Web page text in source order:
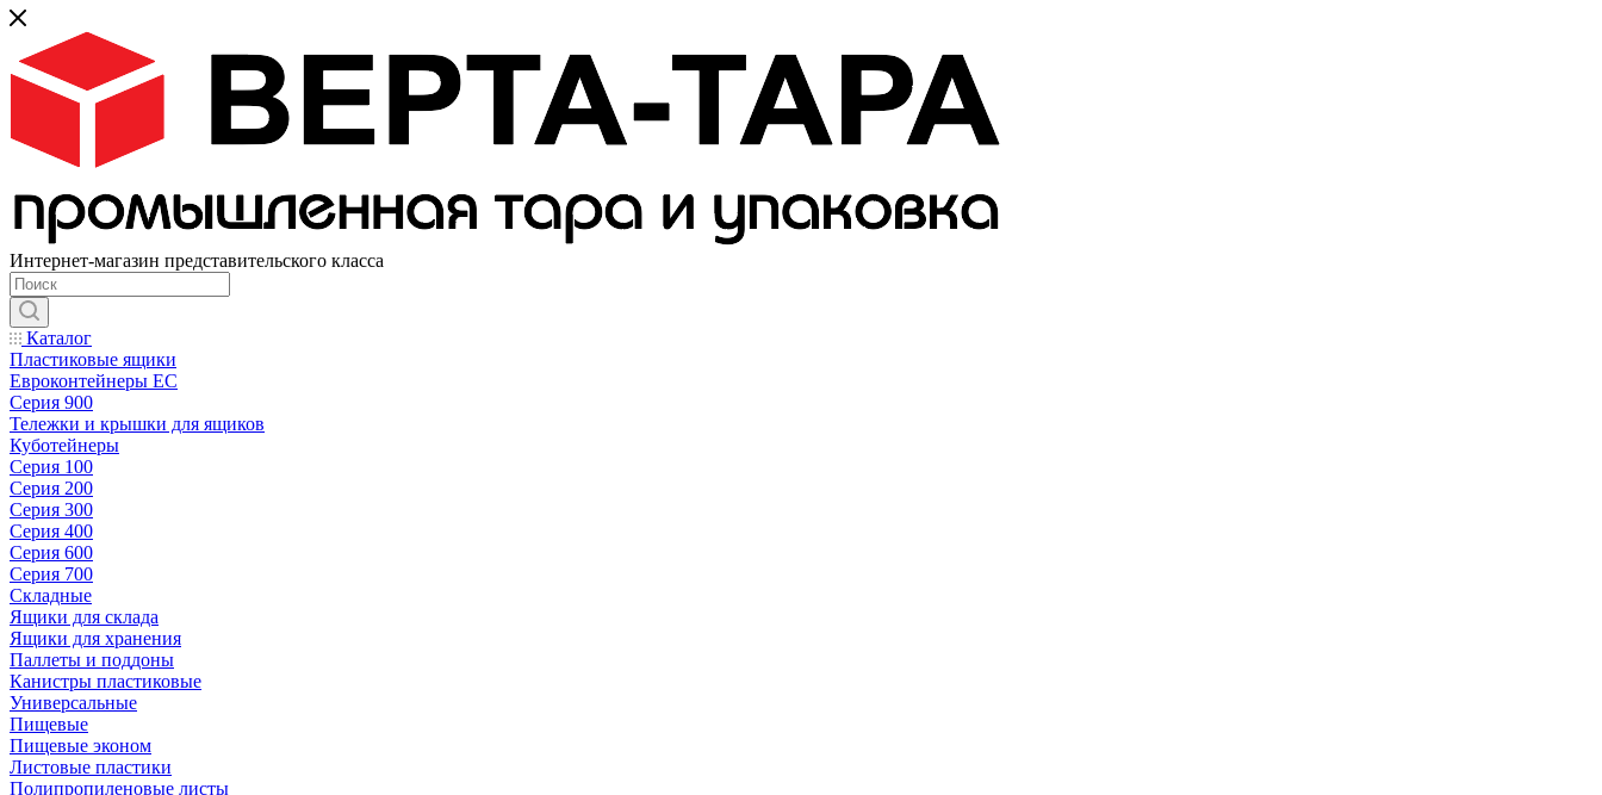
Интернет-магазин представительского класса
Каталог
Пластиковые ящики
Евроконтейнеры ЕС
Серия 900
Тележки и крышки для ящиков
Куботейнеры
Серия 100
Серия 200
Серия 300
Серия 400
Серия 600
Серия 700
Складные
Ящики для склада
Ящики для хранения
Паллеты и поддоны
Канистры пластиковые
Универсальные
Пищевые
Пищевые эконом
Листовые пластики
Полипропиленовые листы